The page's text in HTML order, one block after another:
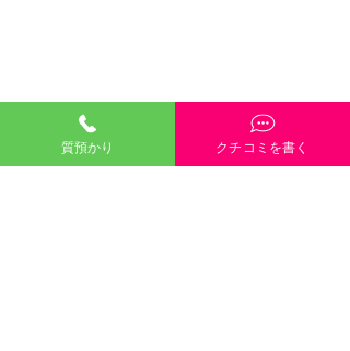
質預かり クチコミを書く